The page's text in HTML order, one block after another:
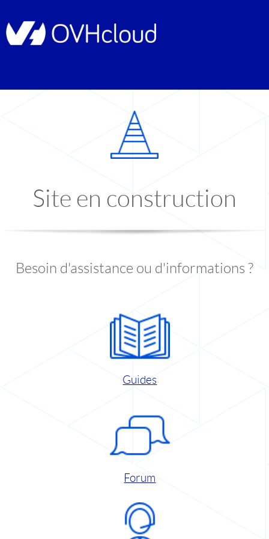
Site en construction
Besoin d'assistance ou d'informations ?
Guides
Forum